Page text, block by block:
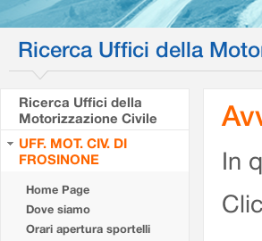
Ricerca Uffici della
Ricerca Uffici della
Motorizzazione Civile
UFF. MOT. CIV. DI
FROSINONE
Home Page
Dove siamo
Orari apertura sportelli
In